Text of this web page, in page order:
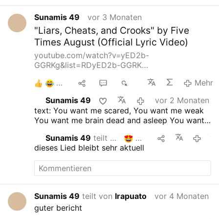
alleged apparition occurred in 1987 to 12-year-
old Maria Kyzin, also in Hrushiv.
Alleged Apparitions in Ukraine: Her …
Sunamis 49 vor 3 Monaten
"Liars, Cheats, and Crooks" by Five
Times August (Official Lyric Video)
youtube.com/watch?v=yED2b-
GGRKg&list=RDyED2b-GGRK…
Mehr
Sunamis 49
vor 2 Monaten
text: You want me scared, You want me weak
You want me brain dead and asleep You want
scenes You want us sick You think we’re dumb
You want us blind and you want us drugged
You want us poor while you get more of
everything But you don’t get to tell me what to
think and what to do No, you don’t get to tell
and crooks You change the rules and you burn
the books And so I don’t believe a single word
Sunamis 49 teilt das
dieses Lied bleibt sehr aktuell
Sunamis 49 teilt von Irapuato
vor 4 Monaten
guter bericht